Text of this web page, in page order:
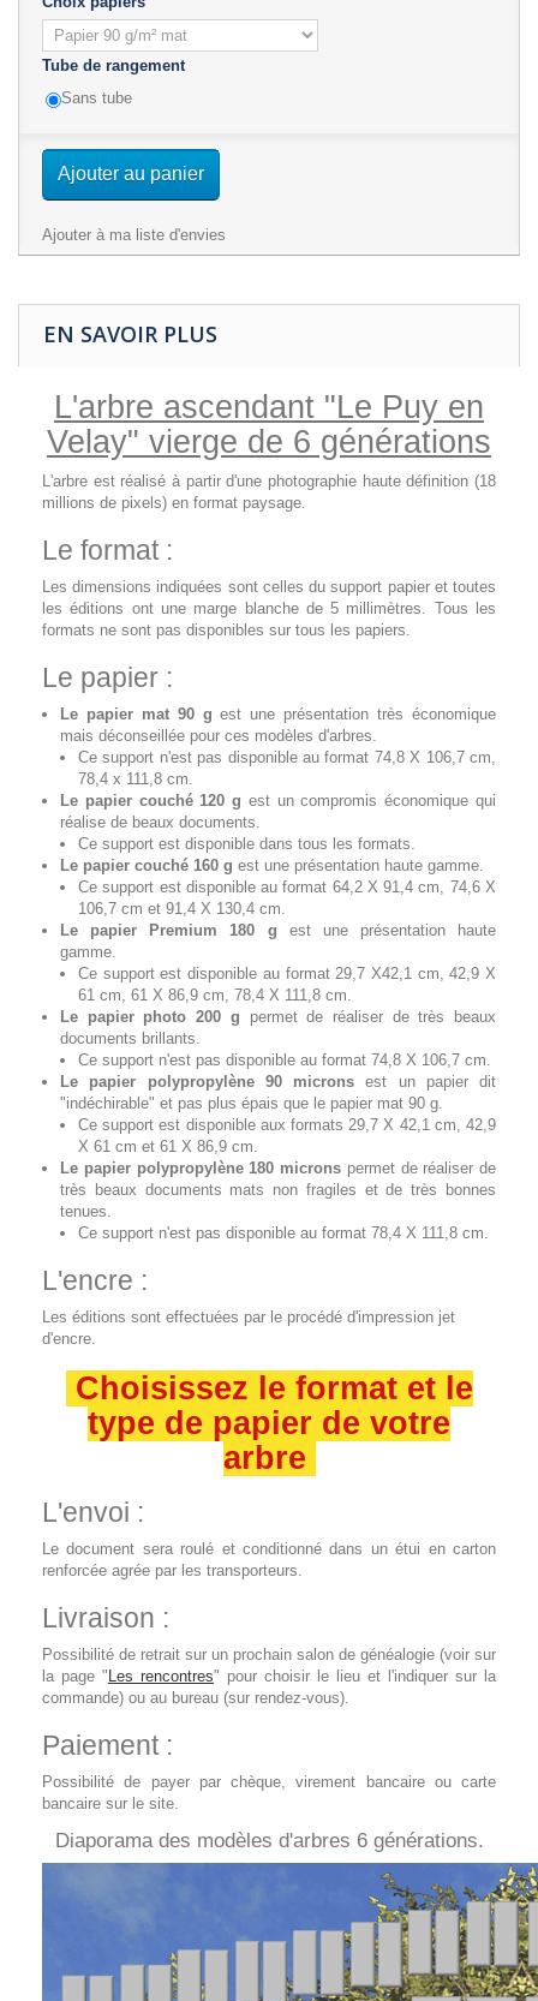
Tube de rangement
Sans tube
Ajouter au panier
Ajouter à ma liste d'envies
EN SAVOIR PLUS
L'arbre ascendant "Le Puy en
Velay" vierge de 6 générations
L'arbre est réalisé à partir d'une photographie haute définition (18
millions de pixels) en format paysage.
Le format :
Les dimensions indiquées sont celles du support papier et toutes
les éditions ont une marge blanche de 5 millimètres. Tous les
formats ne sont pas disponibles sur tous les papiers.
Le papier :
Le papier mat 90 g est une présentation très économique
mais déconseillée pour ces modèles d'arbres.
Ce support n'est pas disponible au format 74,8 X 106,7 cm,
78,4 x 111,8 cm.
Le papier couché 120 g est un compromis économique qui
réalise de beaux documents.
Ce support est disponible dans tous les formats.
Le papier couché 160 g est une présentation haute gamme.
Ce support est disponible au format 64,2 X 91,4 cm, 74,6 X
106,7 cm et 91,4 X 130,4 cm.
Le papier Premium 180 g est une présentation haute
gamme.
Ce support est disponible au format 29,7 X42,1 cm, 42,9 X
61 cm, 61 X 86,9 cm, 78,4 X 111,8 cm.
Le papier photo 200 g permet de réaliser de très beaux
documents brillants.
Ce support n'est pas disponible au format 74,8 X 106,7 cm.
Le papier polypropylène 90 microns est un papier dit
"indéchirable" et pas plus épais que le papier mat 90 g.
Ce support est disponible aux formats 29,7 X 42,1 cm, 42,9
X 61 cm et 61 X 86,9 cm.
Le papier polypropylène 180 microns permet de réaliser de
très beaux documents mats non fragiles et de très bonnes
tenues.
Ce support n'est pas disponible au format 78,4 X 111,8 cm.
L'encre :
Les éditions sont effectuées par le procédé d'impression jet
d'encre.
Choisissez le format et le
type de papier de votre
arbre
L'envoi :
Le document sera roulé et conditionné dans un étui en carton
renforcée agrée par les transporteurs.
Livraison :
Possibilité de retrait sur un prochain salon de généalogie (voir sur
la page " Les rencontres" pour choisir le lieu et l'indiquer sur la
commande) ou au bureau (sur rendez-vous).
Paiement :
Possibilité de payer par chèque, virement bancaire ou carte
bancaire sur le site.
Diaporama des modèles d'arbres 6 générations.